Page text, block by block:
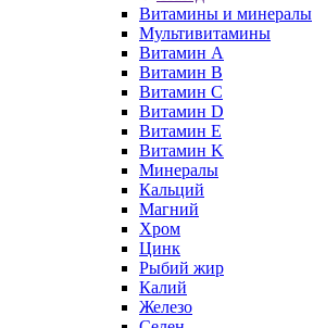
Витамины и минералы
Мультивитамины
Витамин A
Витамин B
Витамин C
Витамин D
Витамин E
Витамин K
Минералы
Кальций
Магний
Хром
Цинк
Рыбий жир
Калий
Железо